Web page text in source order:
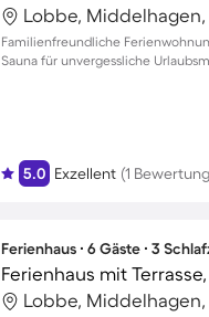
Lobbe,
Familienfreundliche
Sauna für unvergessliche
5.0 Exzellent (1
Ferienhaus ∙ 6 Gäste ∙ 3
Lobbe,